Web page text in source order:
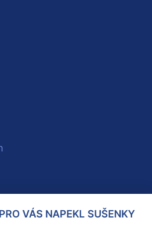
VÁS NAPEKL SUŠENKY